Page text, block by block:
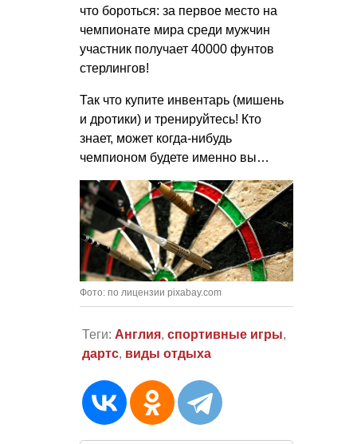
что бороться: за первое место на
чемпионате мира среди мужчин
участник получает 40000 фунтов
стерлингов!
Так что купите инвентарь (мишень
и дротики) и тренируйтесь! Кто
знает, может когда-нибудь
чемпионом будете именно вы…
Фото: по лицензии pixabay.com
Теги: Англия, спортивные игры,
дартс, виды отдыха